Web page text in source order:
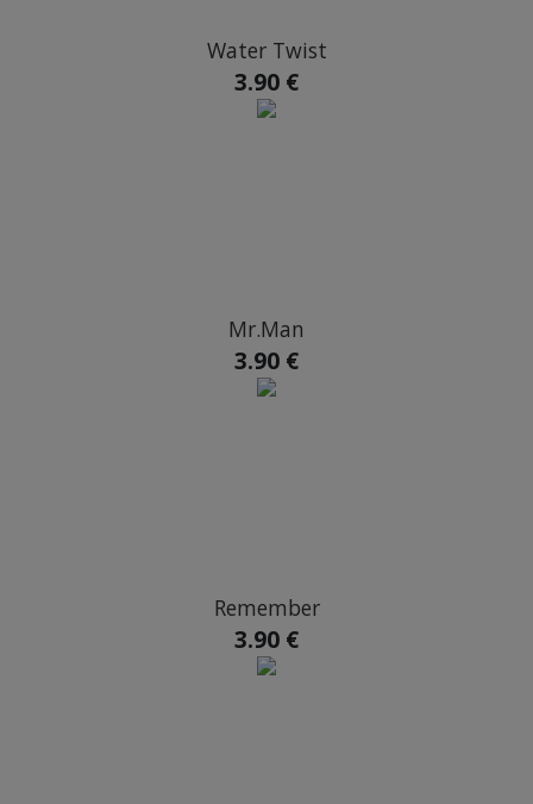
Water Twist
3.90 €
Mr.Man
3.90 €
Remember
3.90 €